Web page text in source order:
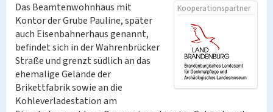
Kooperationspartner
Das Beamtenwohnhaus mit
Kontor der Grube Pauline, später
auch Eisenbahnerhaus genannt,
befindet sich in der Wahrenbrücker
Straße und grenzt südlich an das
ehemalige Gelände der
Brikettfabrik sowie an die
Kohleverladestation am